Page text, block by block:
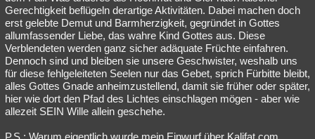
Gerechtigkeit beflügeln derartige Aktivitäten. Dabei machen doch
erst gelebte Demut und Barmherzigkeit, gegründet in Gottes
allumfassender Liebe, das wahre Kind Gottes aus. Diese
Verblendeten werden ganz sicher adäquate Früchte einfahren.
Dennoch sind und bleiben sie unsere Geschwister, weshalb uns
für diese fehlgeleiteten Seelen nur das Gebet, sprich Fürbitte bleibt,
alles Gottes Gnade anheimzustellend, damit sie früher oder später,
hier wie dort den Pfad des Lichtes einschlagen mögen - aber wie
allezeit SEIN Wille allein geschehe.
P.S.: Warum eigentlich wurde mein Einwurf über Kalifat.com